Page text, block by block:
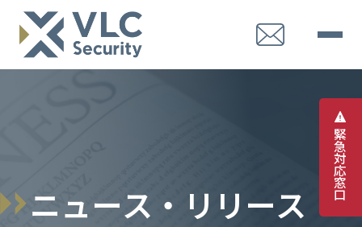
緊
急
対
応
窓
口
ニュース ・ リ リ ース